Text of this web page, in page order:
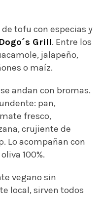
tofu con especias y
Dogo´s Grill. Entre los
jalapeño,
o maíz.
andan con bromas.
pan,
fresco,
crujiente de
Lo acompañan con
100%.
vegano sin
local, sirven todos